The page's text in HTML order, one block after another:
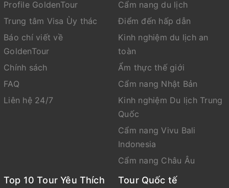
Profile GoldenTour
Trung tâm Visa Ùy thác
Báo chí viết về
GoldenTour
Chính sách
FAQ
Liên hệ 24/7
Cẩm nang du lịch
Điểm đến hấp dẫn
Kinh nghiệm du lịch an
toàn
Ẩm thực thế giới
Cẩm nang Nhật Bản
Kinh nghiệm Du lịch Trung
Quốc
Cẩm nang Vivu Bali
Indonesia
Cẩm nang Châu Âu
Top 10 Tour Yêu Thích Tour Quốc tế